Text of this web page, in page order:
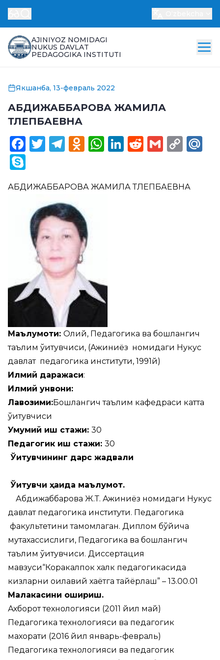
AJINIYOZ NOMIDAGI
NUKUS DAVLAT
PEDAGOGIKA INSTITUTI
Якшанба, 13-февраль 2022
АБДИЖАББАРОВА ЖАМИЛА
ТЛЕПБАЕВНА
Facebook
Twitter
Telegram
Odnoklassniki
WhatsApp
LinkedIn
Reddit
Gmail
АБДИЖАББАРОВА ЖАМИЛА ТЛЕПБАЕВНА
Маълумоти: Олий, Педагогика ва бошлангич
таълим ўқитувчиси, (Ажиниёз номидаги Нукус
давлат педагогика институти, 1991й)
Илмий даражаси:
Илмий унвони:
Лавозими:Бошлангич таълим кафедраси катта
ўқитувчиси
Умумий иш стажи: 30
Педагогик иш стажи: 30
Ўқитувчининг дарс жадвали
Ўқитувчи ҳақида маълумот.
Абдижаббарова Ж.Т. Ажиниёз номидаги Нукус
давлат педагогика институти. Педагогика
факультетини тамомлаган. Диплом бўйича
мутахассислиги, Педагогика ва бошлангич
таълим ўқитувчиси. Диссертация
мавзуси“Коракалпок халк педагогикасида
кизларни оилавий хаётга тайёрлаш” – 13.00.01
Малакасини ошириш.
Ахборот технологияси (2011 йил май)
Педагогика технологияси ва педагогик
махорати (2016 йил январь-февраль)
Педагогика технологияси ва педагогик